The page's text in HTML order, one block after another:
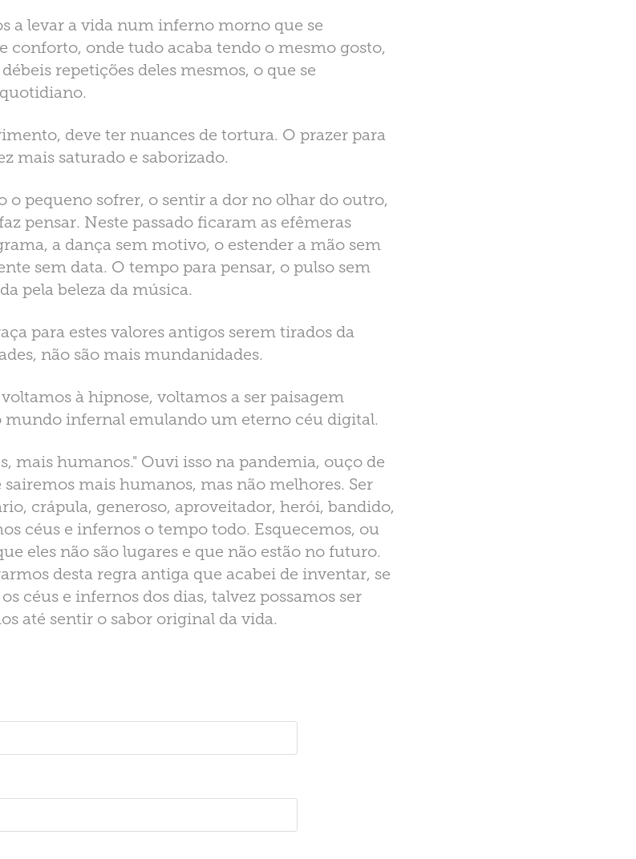
a levar a vida num inferno morno que se
conforto, onde tudo acaba tendo o mesmo gosto,
repetições deles mesmos, o que se
deve ter nuances de tortura. O prazer para
mais saturado e saborizado.
o pequeno sofrer, o sentir a dor no olhar do outro,
pensar. Neste passado ficaram as efêmeras
a dança sem motivo, o estender a mão sem
sem data. O tempo para pensar, o pulso sem
pela beleza da música.
para estes valores antigos serem tirados da
não são mais mundanidades.
à hipnose, voltamos a ser paisagem
mundo infernal emulando um eterno céu digital.
mais humanos." Ouvi isso na pandemia, ouço de
mais humanos, mas não melhores. Ser
crápula, generoso, aproveitador, herói, bandido,
céus e infernos o tempo todo. Esquecemos, ou
eles não são lugares e que não estão no futuro.
desta regra antiga que acabei de inventar, se
céus e infernos dos dias, talvez possamos ser
até sentir o sabor original da vida.